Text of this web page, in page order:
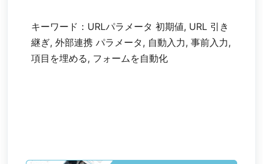
キーワード：URLパラメータ 初期値, URL 引き
継ぎ, 外部連携 パラメータ, 自動入力, 事前入力,
項目を埋める, フォームを自動化